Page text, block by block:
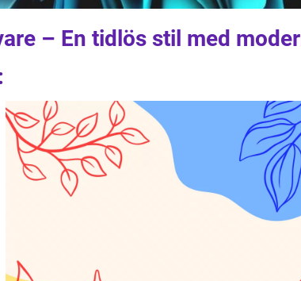
– En tidlös stil med